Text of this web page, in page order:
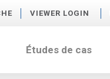
VIEWER LOGIN
Études de cas